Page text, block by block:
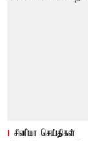
சினிமா செய்திகள்